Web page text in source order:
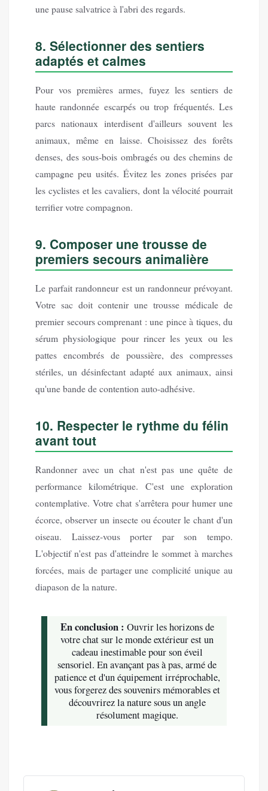
une pause salvatrice à l'abri des regards.
8. Sélectionner des sentiers
adaptés et calmes
Pour vos premières armes, fuyez les sentiers de
haute randonnée escarpés ou trop fréquentés. Les
parcs nationaux interdisent d'ailleurs souvent les
animaux, même en laisse. Choisissez des forêts
denses, des sous-bois ombragés ou des chemins de
campagne peu usités. Évitez les zones prisées par
les cyclistes et les cavaliers, dont la vélocité pourrait
terrifier votre compagnon.
9. Composer une trousse de
premiers secours animalière
Le parfait randonneur est un randonneur prévoyant.
Votre sac doit contenir une trousse médicale de
premier secours comprenant : une pince à tiques, du
sérum physiologique pour rincer les yeux ou les
pattes encombrés de poussière, des compresses
stériles, un désinfectant adapté aux animaux, ainsi
qu'une bande de contention auto-adhésive.
10. Respecter le rythme du félin
avant tout
Randonner avec un chat n'est pas une quête de
performance kilométrique. C'est une exploration
contemplative. Votre chat s'arrêtera pour humer une
écorce, observer un insecte ou écouter le chant d'un
oiseau. Laissez-vous porter par son tempo.
L'objectif n'est pas d'atteindre le sommet à marches
forcées, mais de partager une complicité unique au
diapason de la nature.
En conclusion : Ouvrir les horizons de
votre chat sur le monde extérieur est un
cadeau inestimable pour son éveil
sensoriel. En avançant pas à pas, armé de
patience et d'un équipement irréprochable,
vous forgerez des souvenirs mémorables et
découvrirez la nature sous un angle
résolument magique.